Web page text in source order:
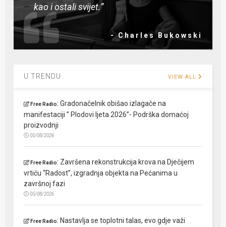
kao i ostali svijet.”
- Charles Bukowski
U TRENDU VIEW ALL
Free Radio:Gradonačelnik obišao izlagače na
manifestaciji ” Plodovi ljeta 2026”- Podrška domaćoj
proizvodnji
05/08/2026
Free Radio: Završena rekonstrukcija krova na Dječijem
vrtiću “Radost”, izgradnja objekta na Pećanima u
završnoj fazi
05/08/2026
Free Radio: Nastavlja se toplotni talas, evo gdje važi